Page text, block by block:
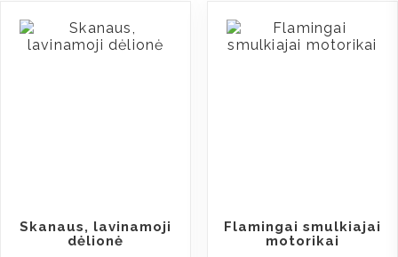
Skanaus, lavinamoji
dėlionė
Flamingai smulkiajai
motorikai